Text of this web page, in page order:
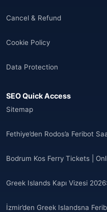
Cancel & Refund
Cookie Policy
Data Protection
SEO Quick Access
Sitemap
Fethiye’den Rodos’a Feribot
Bodrum Kos Ferry Tickets |
Greek Islands Kapı Vizesi
İzmir’den Greek Islandsna